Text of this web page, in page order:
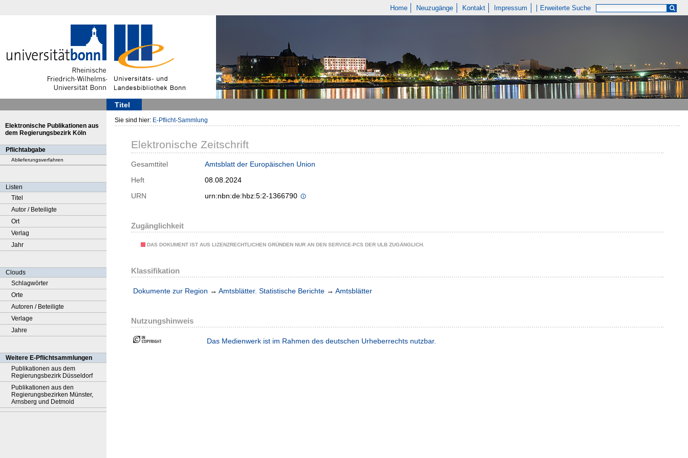
Home Neuzugänge Kontakt Impressum Erweiterte Suche
Titel
Elektronische Publikationen aus
dem Regierungsbezirk Köln
Pflichtabgabe
Ablieferungsverfahren
Listen
Titel
Autor / Beteiligte
Ort
Verlag
Jahr
Clouds
Schlagwörter
Orte
Autoren / Beteiligte
Verlage
Jahre
Weitere E-Pflichtsammlungen
Publikationen aus dem
Regierungsbezirk Düsseldorf
Publikationen aus den
Regierungsbezirken Münster,
Arnsberg und Detmold
Sie sind hier: E-Pflicht-Sammlung
Elektronische Zeitschrift
Gesamttitel
Amtsblatt der Europäischen Union
Heft
08.08.2024
URN
urn:nbn:de:hbz:5:2-1366790
Zugänglichkeit
DAS DOKUMENT IST AUS LIZENZRECHTLICHEN GRÜNDEN NUR AN DEN SERVICE-PCS DER ULB ZUGÄNGLICH.
Klassifikation
Dokumente zur Region → Amtsblätter. Statistische Berichte → Amtsblätter
Nutzungshinweis
Das Medienwerk ist im Rahmen des deutschen Urheberrechts nutzbar.